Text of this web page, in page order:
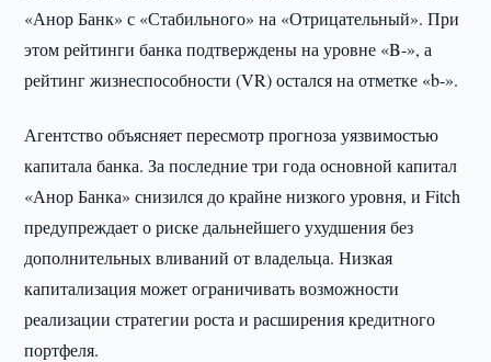
«Анор Банк» с «Стабильного» на «Отрицательный». При
этом рейтинги банка подтверждены на уровне «B-», а
рейтинг жизнеспособности (VR) остался на отметке «b-».
Агентство объясняет пересмотр прогноза уязвимостью
капитала банка. За последние три года основной капитал
«Анор Банка» снизился до крайне низкого уровня, и Fitch
предупреждает о риске дальнейшего ухудшения без
дополнительных вливаний от владельца. Низкая
капитализация может ограничивать возможности
реализации стратегии роста и расширения кредитного
портфеля.